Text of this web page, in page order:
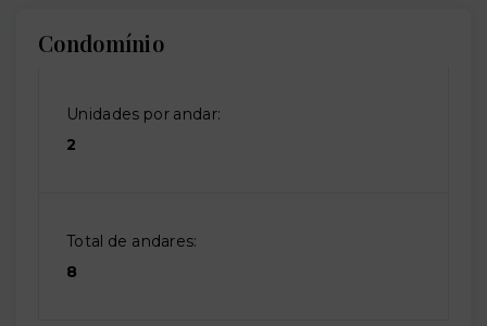
Condomínio
Unidades por andar:
2
Total de andares:
8